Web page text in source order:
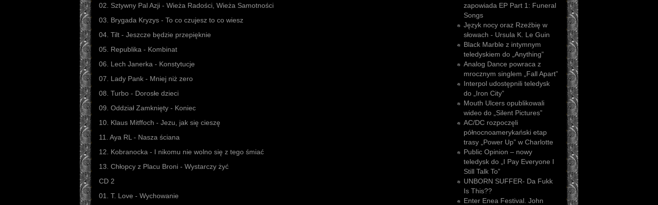
02. Sztywny Pal Azji - Wieża Radości, Wieża Samotności
03. Brygada Kryzys - To co czujesz to co wiesz
04. Tilt - Jeszcze będzie przepięknie
05. Republika - Kombinat
06. Lech Janerka - Konstytucje
07. Lady Pank - Mniej niż zero
08. Turbo - Dorosłe dzieci
09. Oddział Zamknięty - Koniec
10. Klaus Mitffoch - Jezu, jak się cieszę
11. Aya RL - Nasza ściana
12. Kobranocka - I nikomu nie wolno się z tego śmiać
13. Chłopcy z Placu Broni - Wystarczy żyć
CD 2
01. T. Love - Wychowanie
zapowiada EP Part 1: Funeral
Songs
Język nocy oraz Rzeźbię w
słowach - Ursula K. Le Guin
Black Marble z intymnym
teledyskiem do „Anything”
Analog Dance powraca z
mrocznym singlem „Fall Apart”
Interpol udostępnili teledysk
do „Iron City”
Mouth Ulcers opublikowali
wideo do „Silent Pictures”
AC/DC rozpoczęli
północnoamerykański etap
trasy „Power Up” w Charlotte
Public Opinion – nowy
teledysk do „I Pay Everyone I
Still Talk To”
UNBORN SUFFER- Da Fukk
Is This??
Enter Enea Festival. John